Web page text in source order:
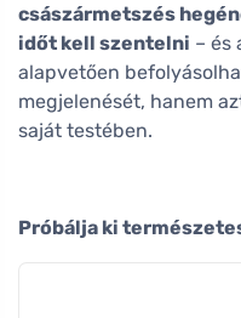
császármetszés
időt kell szentelni – és
alapvetően
megjelenését, hanem
saját testében.
Próbálja ki